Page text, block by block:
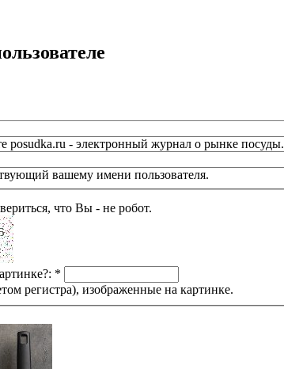
posudka.ru - электронный журнал о рынке посуды.
вашему имени пользователя.
что Вы - не робот.
*
регистра), изображенные на картинке.